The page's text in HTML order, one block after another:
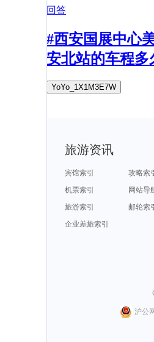
回答
#西安国展中心
安北站的车程多
YoYo_1X1M3E7W
旅游资讯
宾馆索引
攻略索
机票索引
网站导
旅游索引
邮轮索
企业差旅索引
沪公